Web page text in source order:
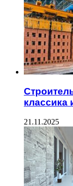
классика
21.11.2025